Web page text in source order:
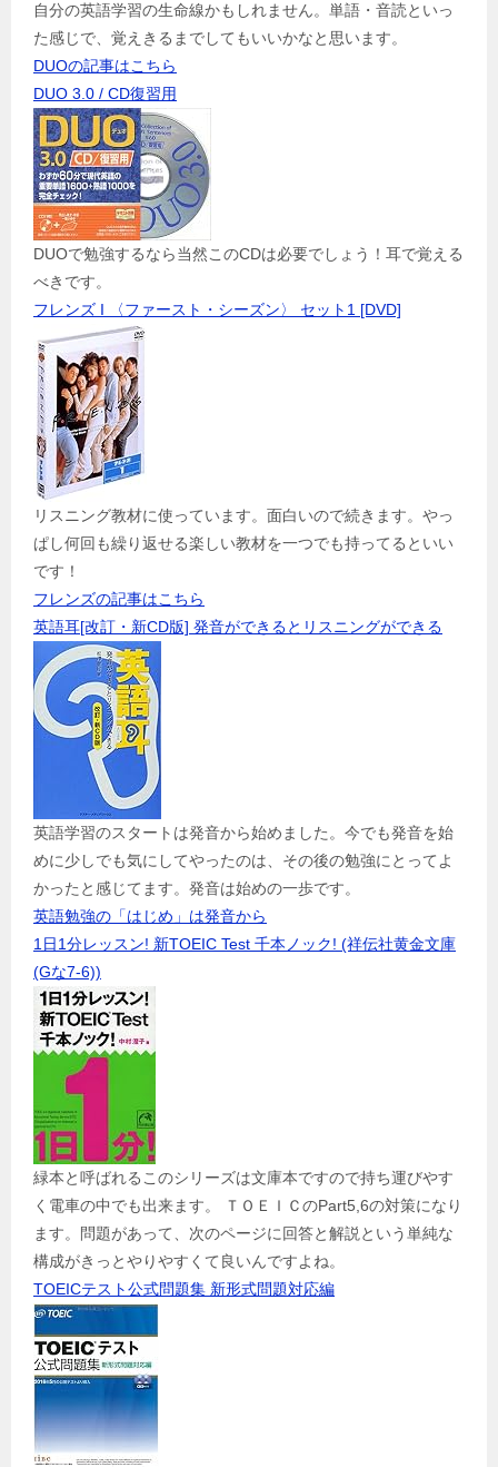
自分の英語学習の生命線かもしれません。単語・音読といっ
た感じで、覚えきるまでしてもいいかなと思います。
DUOの記事はこちら
DUO 3.0 / CD復習用
DUOで勉強するなら当然このCDは必要でしょう！耳で覚える
べきです。
フレンズ I 〈ファースト・シーズン〉 セット1 [DVD]
リスニング教材に使っています。面白いので続きます。やっ
ぱし何回も繰り返せる楽しい教材を一つでも持ってるといい
です！
フレンズの記事はこちら
英語耳[改訂・新CD版] 発音ができるとリスニングができる
英語学習のスタートは発音から始めました。今でも発音を始
めに少しでも気にしてやったのは、その後の勉強にとってよ
かったと感じてます。発音は始めの一歩です。
英語勉強の「はじめ」は発音から
1日1分レッスン! 新TOEIC Test 千本ノック! (祥伝社黄金文庫
(Gな7-6))
緑本と呼ばれるこのシリーズは文庫本ですので持ち運びやす
く電車の中でも出来ます。 ＴＯＥＩＣのPart5,6の対策になり
ます。問題があって、次のページに回答と解説という単純な
構成がきっとやりやすくて良いんですよね。
TOEICテスト公式問題集 新形式問題対応編